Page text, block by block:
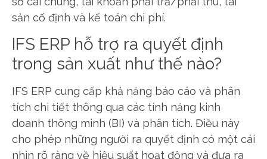
sản cố định và kế toán chi phí.
IFS ERP hỗ trợ ra quyết định
trong sản xuất như thế nào?
IFS ERP cung cấp khả năng báo cáo và phân
tích chi tiết thông qua các tính năng kinh
doanh thông minh (BI) và phân tích. Điều này
cho phép những người ra quyết định có một cái
nhìn rõ ràng về hiệu suất hoạt động và đưa ra